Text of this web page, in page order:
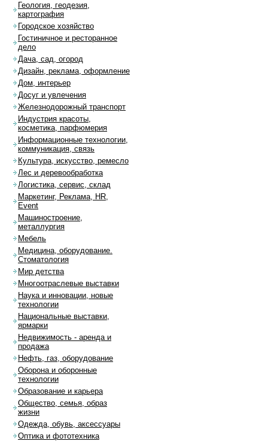
Геология, геодезия,
картография
Городское хозяйство
Гостиничное и ресторанное
дело
Дача, сад, огород
Дизайн, реклама, оформление
Дом, интерьер
Досуг и увлечения
Железнодорожный транспорт
Индустрия красоты,
косметика, парфюмерия
Информационные технологии,
коммуникация, связь
Культура, искусство, ремесло
Лес и деревообработка
Логистика, сервис, склад
Маркетинг, Реклама, HR,
Event
Машиностроение,
металлургия
Мебель
Медицина, оборудование.
Стоматология
Мир детства
Многоотраслевые выставки
Наука и инновации, новые
технологии
Национальные выставки,
ярмарки
Недвижимость - аренда и
продажа
Нефть, газ, оборудование
Оборона и оборонные
технологии
Образование и карьера
Общество, семья, образ
жизни
Одежда, обувь, аксессуары
Оптика и фототехника